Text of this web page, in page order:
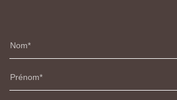
Nom
Prénom